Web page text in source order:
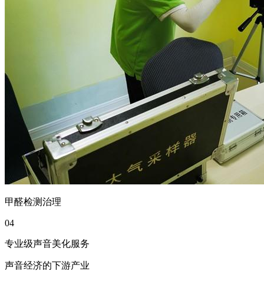
甲醛检测治理
04
专业级声音美化服务
声音经济的下游产业